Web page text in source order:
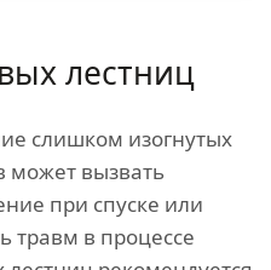
лестниц
слишком изогнутых
может вызвать
при спуске или
травм в процессе